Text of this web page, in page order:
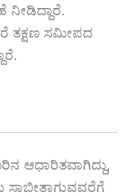
ನೀಡಿದ್ದಾರೆ.
ತಕ್ಷಣ ಸಮೀಪದ
ಆಧಾರಿತವಾಗಿದ್ದು,